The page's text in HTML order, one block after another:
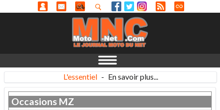
L'essentiel - En savoir plus...
Occasions MZ